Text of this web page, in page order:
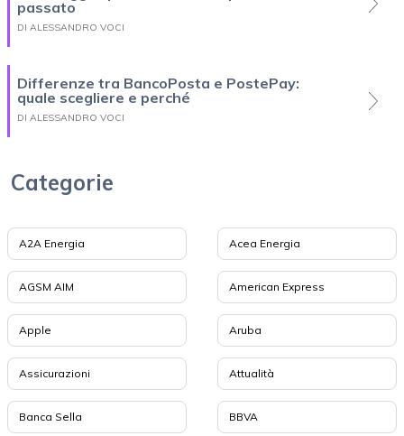
passato
DI ALESSANDRO VOCI
Differenze tra BancoPosta e PostePay:
quale scegliere e perché
DI ALESSANDRO VOCI
Categorie
A2A Energia Acea Energia
AGSM AIM American Express
Apple Aruba
Assicurazioni Attualità
Banca Sella BBVA